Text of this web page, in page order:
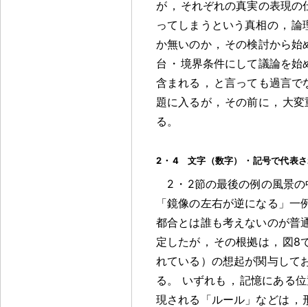
が ， それぞれの真実の表現の
ってしまうという真相の ， 論
か無いのか ， その検討から始
台 ・ 境界条件にして議論を
含まれる ， と言っても過言で
題に入るが ， その前に ， 大
る 。
2 ・ 4 文字（数字） ・ 記号で代表
2 ・ 2節の最後の例の風景
「鏡像の左右が逆になる」一
都合とは誰も考えないのが普
定したが ， その根拠は ， 図8
れている）の想起が関与して
る 。 いずれも ， 記憶にある
現される「ルール」などは ，